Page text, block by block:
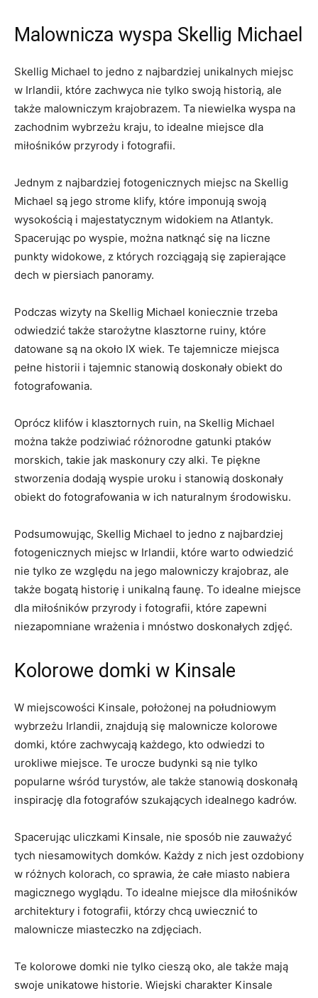
Malownicza wyspa Skellig Michael
Skellig⁢ Michael to ​jedno z najbardziej ‌unikalnych miejsc
⁣w‌ Irlandii, które zachwyca‌ nie tylko swoją historią, ale
także malowniczym krajobrazem. Ta niewielka ⁢wyspa na
zachodnim⁣ wybrzeżu kraju, to⁤ idealne ⁤miejsce dla⁤
miłośników przyrody i fotografii.
Jednym z najbardziej fotogenicznych miejsc na ⁣Skellig
Michael​ są jego ‌strome klify, które imponują swoją
wysokością i majestatycznym widokiem na Atlantyk.
Spacerując po wyspie, można natknąć się na liczne⁢
punkty widokowe, z których⁤ rozciągają się zapierające
dech w piersiach panoramy.
Podczas wizyty⁢ na Skellig Michael koniecznie trzeba
odwiedzić także starożytne klasztorne ruiny,⁤ które
datowane są na⁤ około IX⁤ wiek. Te tajemnicze miejsca
pełne historii i tajemnic stanowią​ doskonały obiekt do
fotografowania.
Oprócz klifów ‍i klasztornych ruin, na ​Skellig⁤ Michael
można także podziwiać różnorodne gatunki ptaków
⁤morskich, ‌takie jak maskonury czy alki. Te piękne​
stworzenia dodają wyspie uroku i stanowią⁣ doskonały
obiekt⁣ do fotografowania w ich naturalnym środowisku.
Podsumowując, Skellig ⁤Michael⁢ to jedno z najbardziej
fotogenicznych miejsc⁤ w ⁣Irlandii, które ​warto odwiedzić
⁣nie tylko ⁤ze względu na jego malowniczy krajobraz, ale
także bogatą historię i‍ unikalną‍ faunę. To idealne miejsce
dla miłośników przyrody ​i fotografii, które zapewni
niezapomniane ⁣wrażenia i mnóstwo doskonałych zdjęć.
Kolorowe⁢ domki w Kinsale
W miejscowości Kinsale, położonej⁣ na południowym
wybrzeżu Irlandii, znajdują‌ się‌ malownicze kolorowe
domki, które zachwycają⁣ każdego, kto odwiedzi to‍
urokliwe miejsce.⁣ Te urocze⁣ budynki ‍są nie tylko
popularne​ wśród turystów, ale także‌ stanowią ‍doskonałą
inspirację dla fotografów szukających idealnego kadrów.
Spacerując uliczkami‌ Kinsale, nie sposób nie zauważyć
‌tych niesamowitych domków. Każdy z ‌nich ‌jest ozdobiony
w różnych⁢ kolorach, co sprawia, że całe miasto nabiera
magicznego wyglądu. To idealne miejsce dla miłośników
architektury i fotografii,⁣ którzy chcą uwiecznić⁢ to
malownicze miasteczko na zdjęciach.
Te kolorowe domki nie tylko ​cieszą oko, ‌ale także mają
swoje⁢ unikatowe historie. ‌Wiejski charakter Kinsale